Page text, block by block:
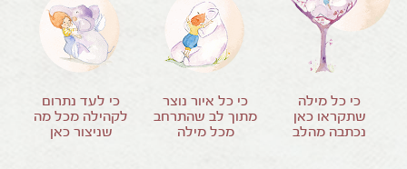
כי כל מילה
שתקראו כאן
נכתבה מהלב
כי כל איור נוצר
מתוך לב שהתרחב
מכל מילה
כי לעד נתרום
לקהילה מכל מה
שניצור כאן